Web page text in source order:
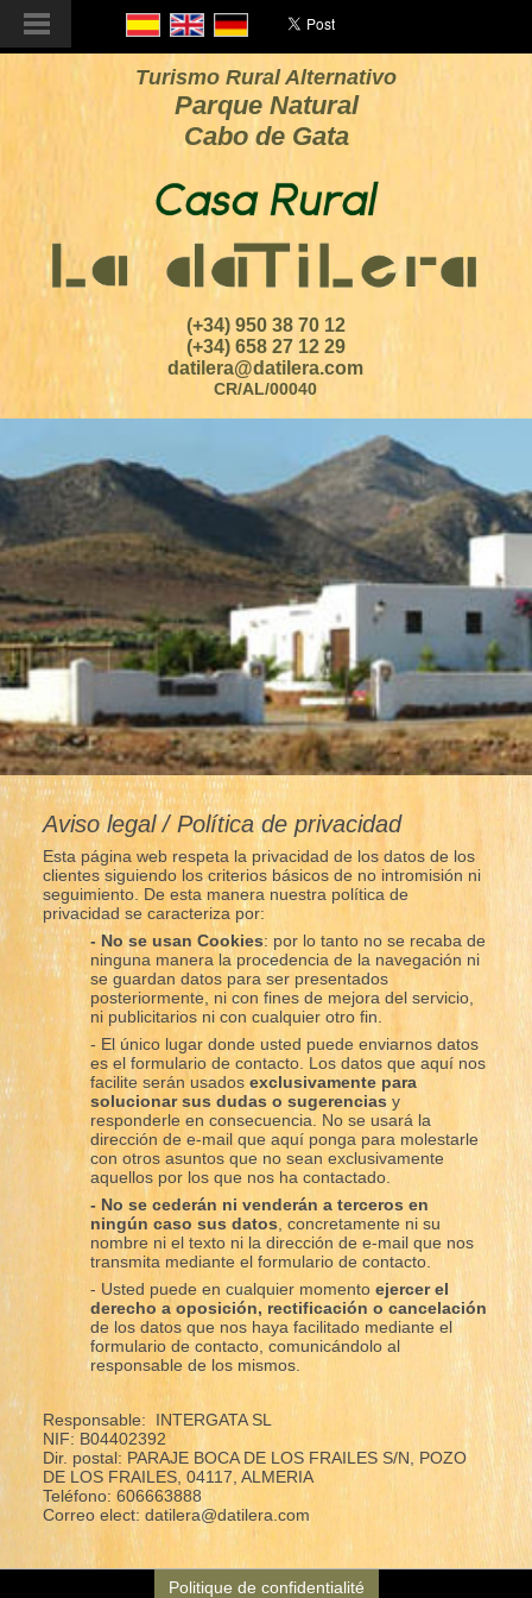
Turismo Rural Alternativo
Parque Natural
Cabo de Gata
(+34) 950 38 70 12
(+34) 658 27 12 29
datilera@datilera.com
CR/AL/00040
Aviso legal / Política de privacidad
Esta página web respeta la privacidad de los datos de los
clientes siguiendo los criterios básicos de no intromisión ni
seguimiento. De esta manera nuestra política de
privacidad se caracteriza por:
- No se usan Cookies: por lo tanto no se recaba de
ninguna manera la procedencia de la navegación ni
se guardan datos para ser presentados
posteriormente, ni con fines de mejora del servicio,
ni publicitarios ni con cualquier otro fin.
- El único lugar donde usted puede enviarnos datos
es el formulario de contacto. Los datos que aquí nos
facilite serán usados exclusivamente para
solucionar sus dudas o sugerenciasy
responderle en consecuencia. No se usará la
dirección de e-mail que aquí ponga para molestarle
con otros asuntos que no sean exclusivamente
aquellos por los que nos ha contactado.
- No se cederán ni venderán a terceros en
ningún caso sus datos , concretamente ni su
nombre ni el texto ni la dirección de e-mail que nos
transmita mediante el formulario de contacto.
- Usted puede en cualquier momento ejercer el
derecho a oposición, rectificación o cancelación
de los datos que nos haya facilitado mediante el
formulario de contacto, comunicándolo al
responsable de los mismos.
Responsable: INTERGATA SL
NIF: B04402392
Dir. postal: PARAJE BOCA DE LOS FRAILES S/N, POZO
DE LOS FRAILES, 04117, ALMERIA
Teléfono: 606663888
Correo elect: datilera@datilera.com
Politique de confidentialité